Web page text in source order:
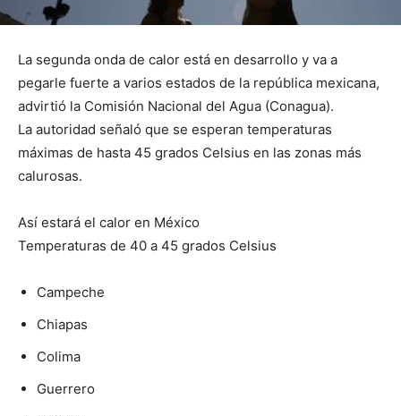
La segunda onda de calor está en desarrollo y va a
pegarle fuerte a varios estados de la república mexicana,
advirtió la Comisión Nacional del Agua (Conagua).
La autoridad señaló que se esperan temperaturas
máximas de hasta 45 grados Celsius en las zonas más
calurosas.
Así estará el calor en México
Temperaturas de 40 a 45 grados Celsius
Campeche
Chiapas
Colima
Guerrero